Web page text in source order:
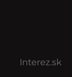
Interez.sk